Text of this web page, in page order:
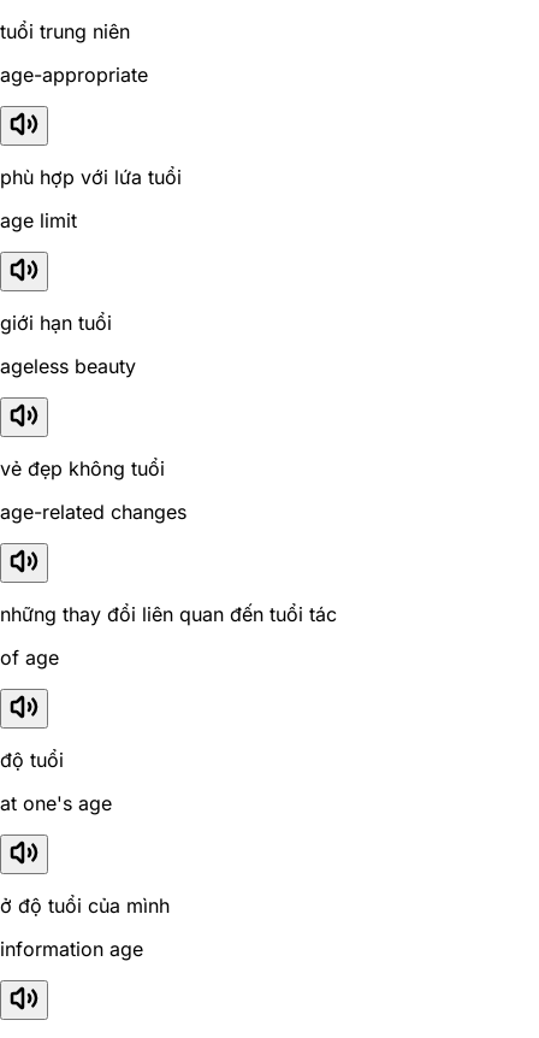
tuổi trung niên
age-appropriate
phù hợp với lứa tuổi
age limit
giới hạn tuổi
ageless beauty
vẻ đẹp không tuổi
age-related changes
những thay đổi liên quan đến tuổi tác
of age
độ tuổi
at one's age
ở độ tuổi của mình
information age